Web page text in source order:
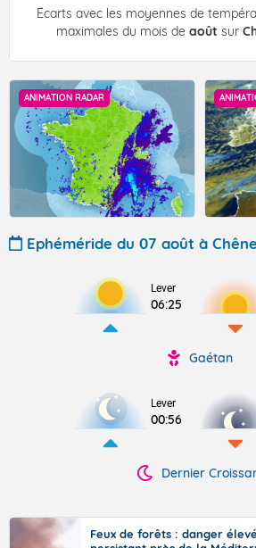
Écarts avec les moyennes de
maximales du mois de août sur
ANIMATION RADAR
Ephéméride du 07 août à
Lever
06:25
Gaétan
Lever
00:56
Dernier
Feux de forêts : danger